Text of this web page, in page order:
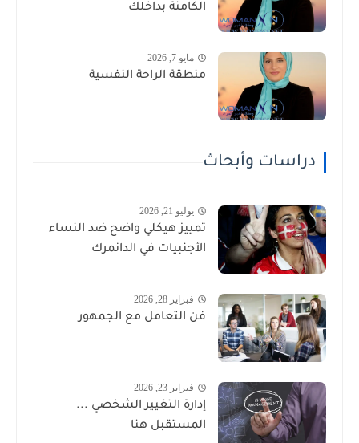
الكامنة بداخلك
مايو 7, 2026
منطقة الراحة النفسية
دراسات وأبحاث
يوليو 21, 2026
تمييز هيكلي واضح ضد النساء
الأجنبيات في الدانمرك
فبراير 28, 2026
فن التعامل مع الجمهور
فبراير 23, 2026
إدارة التغيير الشخصي ...
المستقبل هنا